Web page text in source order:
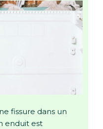
fissure dans un
enduit est